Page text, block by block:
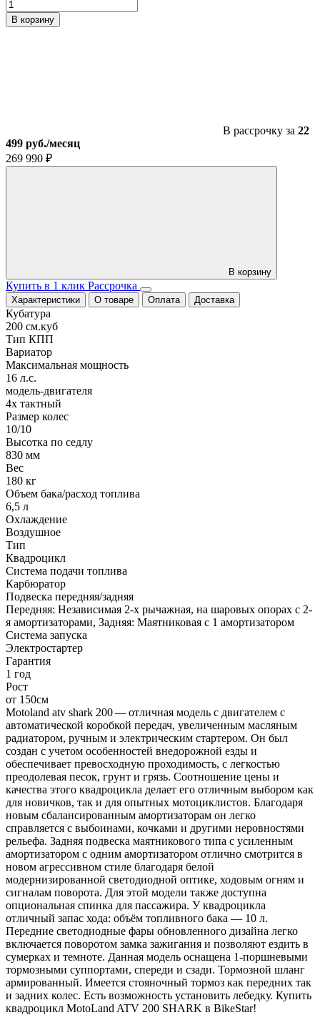
товара
Квадроцикл
В корзину
В рассрочку за 22
499 руб./месяц
269 990 ₽
В корзину
Купить в 1 клик Рассрочка
Характеристики О товаре Оплата Доставка
Кубатура
200 см.куб
Тип КПП
Вариатор
Максимальная мощность
16 л.с.
модель-двигателя
4х тактный
Размер колес
10/10
Высотка по седлу
830 мм
Вес
180 кг
Объем бака/расход топлива
6,5 л
Охлаждение
Воздушное
Тип
Квадроцикл
Система подачи топлива
Карбюратор
Подвеска передняя/задняя
Передняя: Независимая 2-х рычажная, на шаровых опорах с 2-
я амортизаторами, Задняя: Маятниковая с 1 амортизатором
Система запуска
Электростартер
Гарантия
1 год
Рост
от 150см
Motoland atv shark 200 — отличная модель с двигателем с
автоматической коробкой передач, увеличенным масляным
радиатором, ручным и электрическим стартером. Он был
создан с учетом особенностей внедорожной езды и
обеспечивает превосходную проходимость, с легкостью
преодолевая песок, грунт и грязь. Соотношение цены и
качества этого квадроцикла делает его отличным выбором как
для новичков, так и для опытных мотоциклистов. Благодаря
новым сбалансированным амортизаторам он легко
справляется с выбоинами, кочками и другими неровностями
рельефа. Задняя подвеска маятникового типа с усиленным
амортизатором с одним амортизатором отлично смотрится в
новом агрессивном стиле благодаря белой
модернизированной светодиодной оптике, ходовым огням и
сигналам поворота. Для этой модели также доступна
опциональная спинка для пассажира. У квадроцикла
отличный запас хода: объём топливного бака — 10 л.
Передние светодиодные фары обновленного дизайна легко
включается поворотом замка зажигания и позволяют ездить в
сумерках и темноте. Данная модель оснащена 1-поршневыми
тормозными суппортами, спереди и сзади. Тормозной шланг
армированный. Имеется стояночный тормоз как передних так
и задних колес. Есть возможность установить лебедку. Купить
квадроцикл MotoLand ATV 200 SHARK в BikeStar!